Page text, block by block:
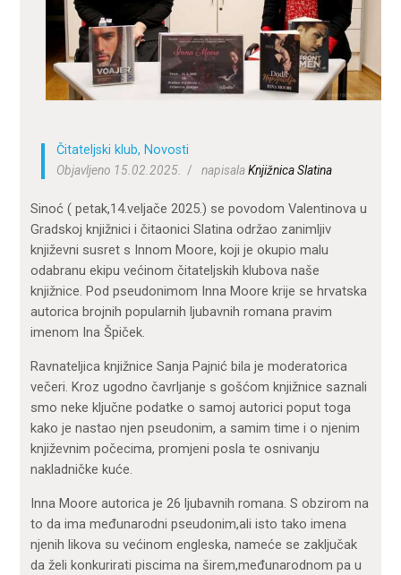
ODJELI
DOKUMENTI
KONTAKT
Čitateljski klub, Novosti
Objavljeno 15.02.2025.
napisalaKnjižnica Slatina
Sinoć ( petak,14.veljače 2025.) se povodom Valentinova u
Gradskoj knjižnici i čitaonici Slatina održao zanimljiv
književni susret s Innom Moore, koji je okupio malu
odabranu ekipu većinom čitateljskih klubova naše
knjižnice. Pod pseudonimom Inna Moore krije se hrvatska
autorica brojnih popularnih ljubavnih romana pravim
imenom Ina Špiček.
Ravnateljica knjižnice Sanja Pajnić bila je moderatorica
večeri. Kroz ugodno čavrljanje s gošćom knjižnice saznali
smo neke ključne podatke o samoj autorici poput toga
kako je nastao njen pseudonim, a samim time i o njenim
književnim počecima, promjeni posla te osnivanju
nakladničke kuće.
Inna Moore autorica je 26 ljubavnih romana. S obzirom na
to da ima međunarodni pseudonim,ali isto tako imena
njenih likova su većinom engleska, nameće se zaključak
da želi konkurirati piscima na širem,međunarodnom pa u